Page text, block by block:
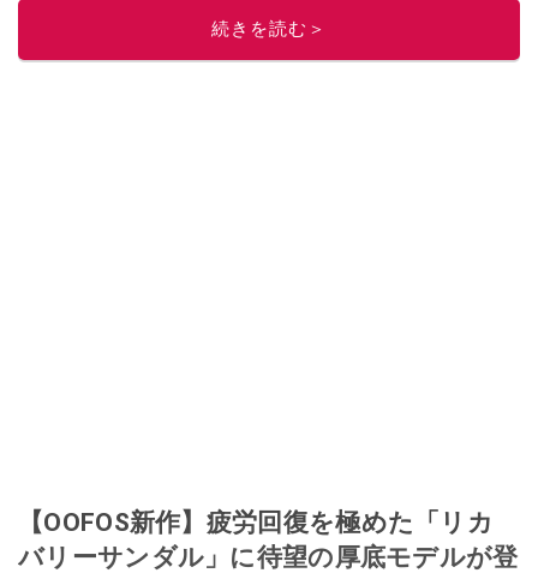
ニュースでフォロー
続きを読む＞
【OOFOS新作】疲労回復を極めた「リカ
バリーサンダル」に待望の厚底モデルが登